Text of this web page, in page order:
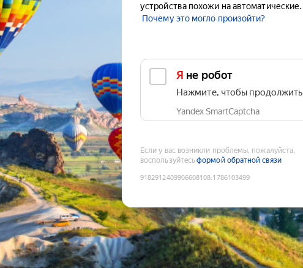
устройства похожи на автоматические.
Почему это могло произойти?
Я не робот
Нажмите, чтобы продолжить
Yandex SmartCaptcha
Если у вас возникли проблемы, пожалуйста,
воспользуйтесьформой обратной связи
9182912409906608108:1786103499